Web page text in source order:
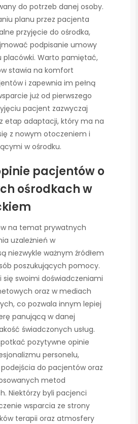
do potrzeb danej osoby.
planu przez pacjenta
przyjęcie do ośrodka,
podpisanie umowy
placówki. Warto pamiętać,
stawia na komfort
i zapewnia im pełną
już od pierwszego
pacjent zazwyczaj
etap adaptacji, który ma na
z nowym otoczeniem i
w ośrodku.
pacjentów o
ośrodkach w
na temat prywatnych
uzależnień w
niezwykle ważnym źródłem
poszukujących pomocy.
się swoimi doświadczeniami
oraz w mediach
co pozwala innym lepiej
panującą w danej
świadczonych usług.
pozytywne opinie
personelu,
do pacjentów oraz
metod
Niektórzy byli pacjenci
wsparcia ze strony
terapii oraz atmosfery